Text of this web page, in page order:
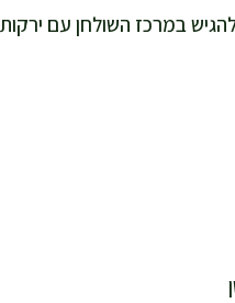
אני אוהבת להגיש במרכז השולחן עם ירקות